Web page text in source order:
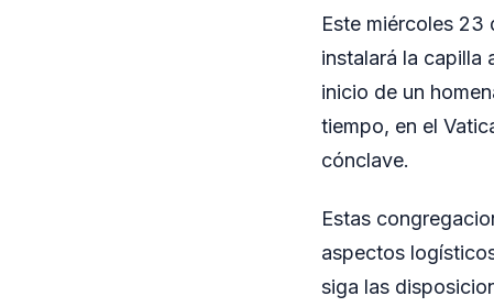
Este miércoles 23
instalará la capilla
inicio de un
tiempo, en el
cónclave.
Estas
aspectos
siga las